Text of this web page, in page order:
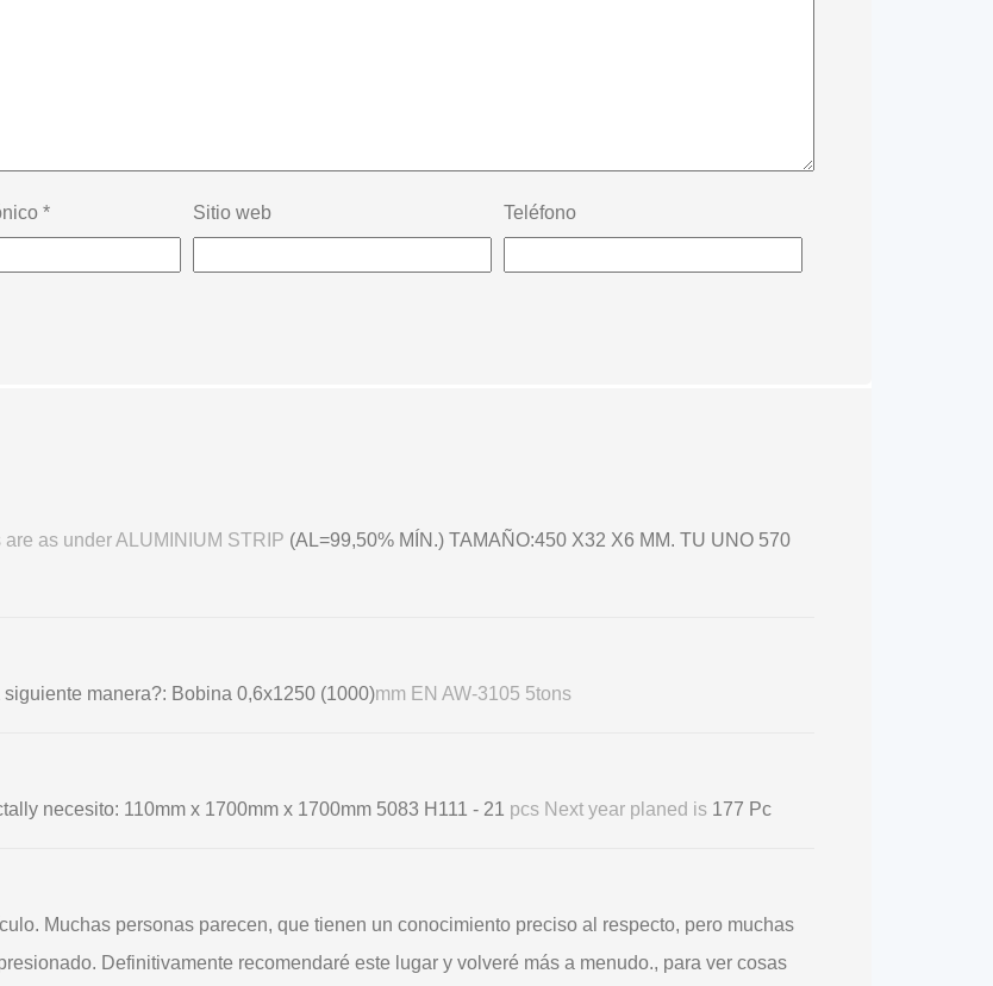
* Sitio web Teléfono
as under ALUMINIUM STRIP (AL=99,50% MÍN.) TAMAÑO:450 X32 X6 MM. TU UNO 570
manera?: Bobina 0,6х1250 (1000)mm EN AW-3105 5tons
necesito: 110mm x 1700mm x 1700mm 5083 H111 - 21 pcs Next year planed is 177 Pc
Muchas personas parecen, que tienen un conocimiento preciso al respecto, pero muchas
Definitivamente recomendaré este lugar y volveré más a menudo., para ver cosas